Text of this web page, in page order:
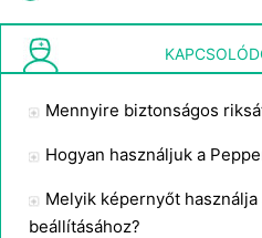
Biztonsági rendszerek
Mennyire biztonságos
Hogyan használjuk a
Melyik képernyőt használja
beállításához?